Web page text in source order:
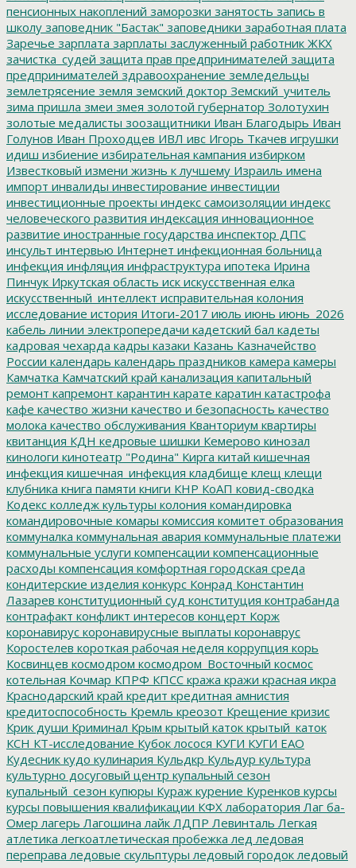
пенсионных накоплений заморозки занятость запись в
школу заповедник "Бастак" заповедники заработная плата
Заречье зарплата зарплаты заслуженный работник ЖКХ
зачистка_судей защита прав предпринимателей защита
предпринимателей здравоохранение земледельцы
землетрясение земля земский доктор Земский_учитель
зима пришла змеи змея золотой губернатор Золотухин
золотые медалисты зоозащитники Иван Благодырь Иван
Голунов Иван Проходцев ИВЛ ивс Игорь Ткачев игрушки
идиш избиение избирательная кампания избирком
Известковый измени жизнь к лучшему Израиль имена
импорт инвалиды инвестирование инвестиции
инвестиционные проекты индекс самоизоляции индекс
человеческого развития индексация инновационное
развитие иностранные государства инспектор ДПС
инсульт интервью Интернет инфекционная больница
инфекция инфляция инфраструктура ипотека Ирина
Пинчук Иркутская область иск искусственная елка
искусственный_интеллект исправительная колония
исследование история Итоги-2017 июль июнь июнь_2026
кабель линии электропередачи кадетский бал кадеты
кадровая чехарда кадры казаки Казань Казначейство
России календарь календарь праздников камера камеры
Камчатка Камчатский край канализация капитальный
ремонт капремонт карантин карате каратин катастрофа
кафе качество жизни качество и безопасность качество
молока качество обслуживания Кванториум квартиры
квитанция КДН кедровые шишки Кемерово кинозал
кинологи кинотеатр "Родина" Кирга китай кишечная
инфекция кишечная_инфекция кладбище клещ клещи
клубника книга памяти книги КНР КоАП ковид-сводка
Кодекс колледж культуры колония командировка
командировочные комары комиссия комитет образования
коммуналка коммунальная авария коммунальные платежи
коммунальные услуги компенсации компенсационные
расходы компенсация комфортная городская среда
кондитерские изделия конкурс Конрад Константин
Лазарев конституционный суд конституция контрабанда
контрафакт конфликт интересов концерт Корж
коронавирус коронавирусные выплаты коронаврус
Коростелев короткая рабочая неделя коррупция корь
Косвинцев космодром космодром_Восточный космос
котельная Кочмар КПРФ КПСС кража кражи красная икра
Краснодарский край кредит кредитная амнистия
кредитоспособность Кремль креозот Крещение кризис
Крик души Криминал Крым крытый каток крытый_каток
КСН КТ-исследование Кубок лосося КУГИ КУГИ ЕАО
Кудесник кудо кулинария Кульдкр Кульдур культура
культурно досуговый центр купальный сезон
купальный_сезон купюры Кураж курение Куренков курсы
курсы повышения квалификации КФХ лаборатория Лаг ба-
Омер лагерь Лагошина лайк ЛДПР Левинталь Легкая
атлетика легкоатлетическая пробежка лед ледовая
переправа ледовые скульптуры ледовый городок ледовый